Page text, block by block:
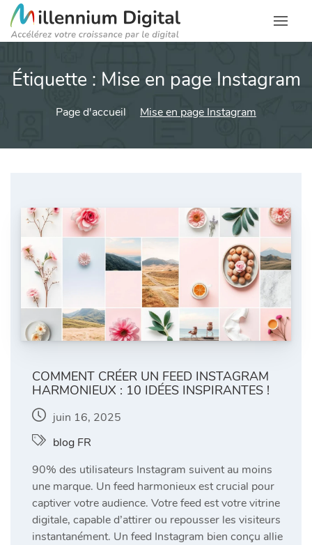
Étiquette : Mise en page Instagram
Page d'accueil Mise en page Instagram
COMMENT CRÉER UN FEED INSTAGRAM
HARMONIEUX : 10 IDÉES INSPIRANTES !
juin 16, 2025
blog FR
90% des utilisateurs Instagram suivent au moins
une marque. Un feed harmonieux est crucial pour
captiver votre audience. Votre feed est votre vitrine
digitale, capable d’attirer ou repousser les visiteurs
instantanément. Un feed Instagram bien conçu allie